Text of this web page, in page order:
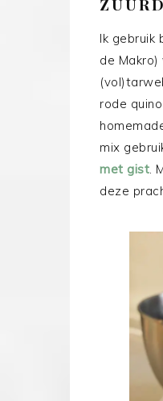
Ik gebruik
de
rode
mix
met gist.
deze